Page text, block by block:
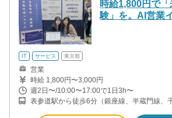
時給1,800円で
験」を。AI営業
IT サービス 東京都
営業
時給 1,800円〜3,000円
週2日〜/10:00〜17:00で1日3h〜
表参道駅から徒歩6分（銀座線、半蔵門線、